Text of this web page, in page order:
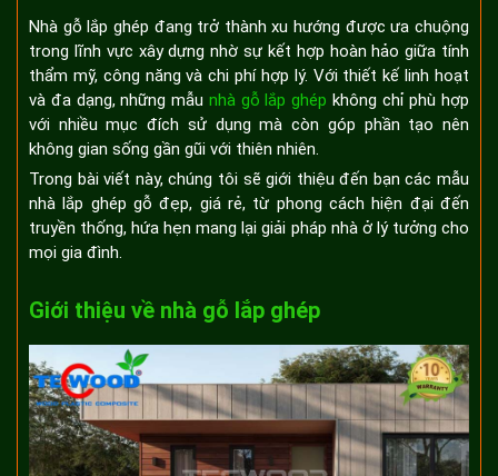
Ưu điểm nổi bật của nhà gỗ lắp ghép
Tiết kiệm chi phí và thời gian thi công
Thân thiện với môi trường
Thiết kế linh hoạt, đa dạng
Tại sao nhà gỗ lắp ghép được ưa chuộng?
Xu hướng kiến trúc xanh trong xây dựng
Sự kết hợp giữa tính thẩm mỹ và công năng
Đáp ứng nhu cầu nhà ở giá rẻ, tiện lợi
Các mẫu nhà gỗ lắp ghép đẹp giá rẻ
Nhà gỗ lắp ghép đang trở thành xu hướng được ưa chuộng
trong lĩnh vực xây dựng nhờ sự kết hợp hoàn hảo giữa tính
thẩm mỹ, công năng và chi phí hợp lý. Với thiết kế linh hoạt
và đa dạng, những mẫu nhà gỗ lắp ghép không chỉ phù hợp
với nhiều mục đích sử dụng mà còn góp phần tạo nên
không gian sống gần gũi với thiên nhiên.
Trong bài viết này, chúng tôi sẽ giới thiệu đến bạn các mẫu
nhà lắp ghép gỗ đẹp, giá rẻ, từ phong cách hiện đại đến
truyền thống, hứa hẹn mang lại giải pháp nhà ở lý tưởng cho
mọi gia đình.
Giới thiệu về nhà gỗ lắp ghép